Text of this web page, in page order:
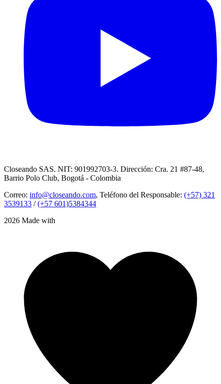
Closeando SAS. NIT: 901992703-3. Dirección: Cra. 21 #87-48,
Barrio Polo Club, Bogotá - Colombia
Correo: info@closeando.com, Teléfono del Responsable: (+57) 321
3539133 /(+57 601)5384344
2026 Made with